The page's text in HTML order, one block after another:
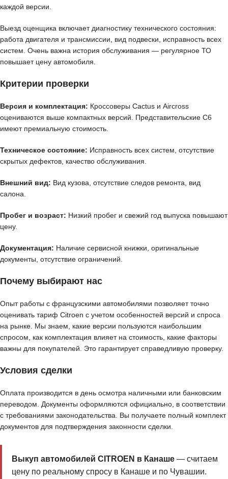
каждой версии.
Выезд оценщика включает диагностику технического состояния:
работа двигателя и трансмиссии, вид подвески, исправность всех
систем. Очень важна история обслуживания — регулярное ТО
повышает цену автомобиля.
Критерии проверки
Версия и комплектация: Кроссоверы Cactus и Aircross
оцениваются выше компактных версий. Представительские C6
имеют премиальную стоимость.
Техническое состояние: Исправность всех систем, отсутствие
скрытых дефектов, качество обслуживания.
Внешний вид: Вид кузова, отсутствие следов ремонта, вид
салона.
Пробег и возраст: Низкий пробег и свежий год выпуска повышают
цену.
Документация: Наличие сервисной книжки, оригинальные
документы, отсутствие ограничений.
Почему выбирают нас
Опыт работы с французскими автомобилями позволяет точно
оценивать тариф Citroen с учетом особенностей версий и спроса
на рынке. Мы знаем, какие версии пользуются наибольшим
спросом, как комплектация влияет на стоимость, какие факторы
важны для покупателей. Это гарантирует справедливую проверку.
Условия сделки
Оплата производится в день осмотра наличными или банковским
переводом. Документы оформляются официально, в соответствии
с требованиями законодательства. Вы получаете полный комплект
документов для подтверждения законности сделки.
Выкуп автомобилей CITROEN в Канаше— считаем
цену по реальному спросу в Канаше и по Чувашии.